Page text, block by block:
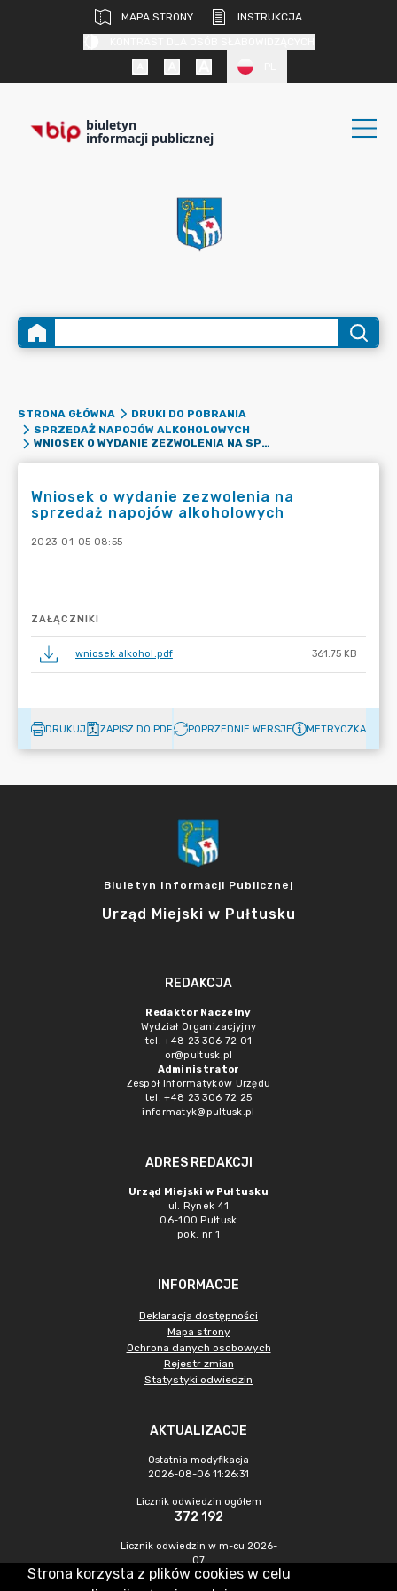
MAPA STRONY
INSTRUKCJA
biuletyn
informacji publicznej
STRONA GŁÓWNA
DRUKI DO POBRANIA
SPRZEDAŻ NAPOJÓW ALKOHOLOWYCH
WNIOSEK O WYDANIE ZEZWOLENIA NA SPRZEDAŻ NAPOJÓW ALKOHOLOWYCH
Wniosek o wydanie zezwolenia na
sprzedaż napojów alkoholowych
2023-01-05 08:55
ZAŁĄCZNIKI
wniosek alkohol.pdf 361.75 KB
DRUKUJ ZAPISZ DO PDF POPRZEDNIE WERSJE METRYCZKA
Biuletyn Informacji Publicznej
Urząd Miejski w Pułtusku
REDAKCJA
Redaktor Naczelny
Wydział Organizacjyjny
tel. +48 23 306 72 01
or@pultusk.pl
Administrator
Zespół Informatyków Urzędu
tel. +48 23 306 72 25
informatyk@pultusk.pl
ADRES REDAKCJI
Urząd Miejski w Pułtusku
ul. Rynek 41
06-100 Pułtusk
pok. nr 1
INFORMACJE
Deklaracja dostępności
Mapa strony
Ochrona danych osobowych
Rejestr zmian
Statystyki odwiedzin
AKTUALIZACJE
Ostatnia modyfikacja
2026-08-06 11:26:31
Licznik odwiedzin ogółem
372 192
Licznik odwiedzin w m-cu 2026-
07
896
Strona korzysta z plików cookies w celu